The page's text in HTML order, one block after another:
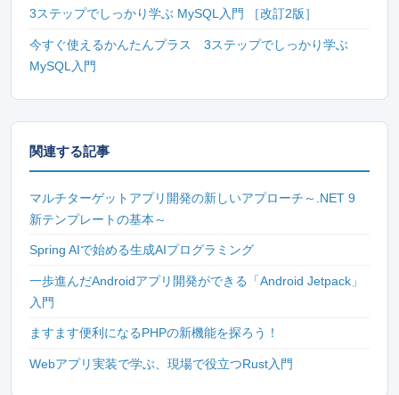
3ステップでしっかり学ぶ MySQL入門 ［改訂2版］
今すぐ使えるかんたんプラス 3ステップでしっかり学ぶ
MySQL入門
関連する記事
マルチターゲットアプリ開発の新しいアプローチ～.NET 9
新テンプレートの基本～
Spring AIで始める生成AIプログラミング
一歩進んだAndroidアプリ開発ができる「Android Jetpack」
入門
ますます便利になるPHPの新機能を探ろう！
Webアプリ実装で学ぶ、現場で役立つRust入門